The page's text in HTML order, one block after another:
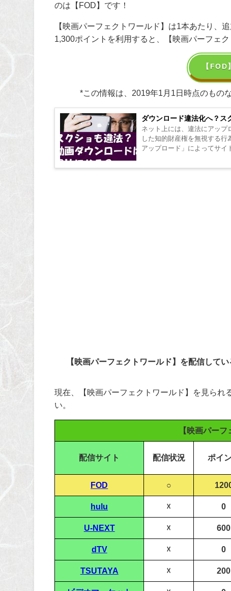
のは【FOD】です！
【映画パーフェクトワールド】は1本あたり
1,300ポイントを利用すると、【映画パーフェ
【FOD
*この情報は、2019年1月1日時点のもの
ダウンロード違法化へ？ス
ネット上には、違法にアップ
した知的財産権を無視する
アップロード」によってサイトを閉鎖した
【映画パーフェクトワールド】を配信して
現在、【映画パーフェクトワールド】を見られ
い。
【映画パー
配信サイト 配信状況 ポイ
FOD ○
hulu ☓ 0
U-NEXT ☓ 600
dTV ☓ 0
TSUTAYA ☓ 200